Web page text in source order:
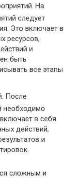
На
следует
Это включает в
ресурсов,
и
быть
все этапы
После
необходимо
в себя
действий,
и
сложным и